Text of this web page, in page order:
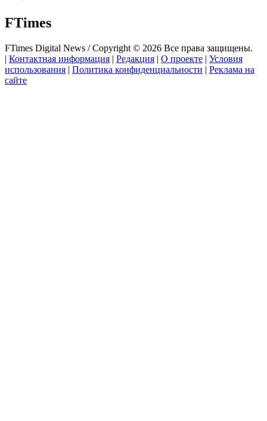
FTimes
FTimes Digital News / Copyright © 2026 Все права защищены.
| Контактная информация | Редакция | О проекте | Условия
использования | Политика конфиденциальности | Реклама на
сайте